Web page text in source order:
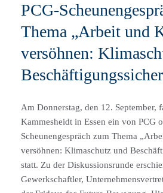
PCG-
Thema „Arbeit und
versöhnen:
Am Donnerstag, den 12. September,
Kammesheidt in Essen ein von PCG
Scheunengespräch zum Thema
versöhnen: Klimaschutz und
statt. Zu der Diskussionsrunde
Gewerkschaftler,